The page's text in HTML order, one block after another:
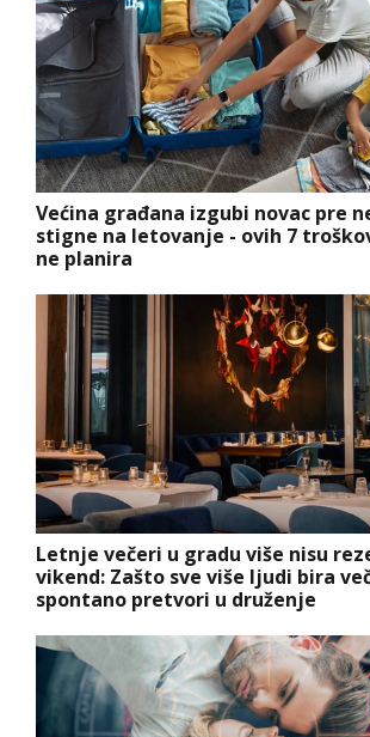
Većina građana izgubi novac pre
stigne na letovanje - ovih 7
ne planira
Letnje večeri u gradu više nisu
vikend: Zašto sve više ljudi bira
spontano pretvori u druženje